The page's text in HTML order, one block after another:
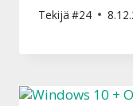
Tekijä #24